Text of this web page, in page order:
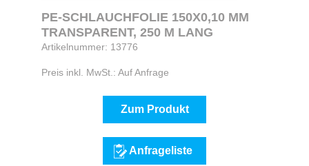
PE-SCHLAUCHFOLIE 150X0,10 MM
TRANSPARENT, 250 M LANG
Artikelnummer: 13776
Preis inkl. MwSt.: Auf Anfrage
Zum Produkt
Anfrageliste